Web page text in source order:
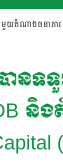
យតំណាងធនាគា
ានទ
និ